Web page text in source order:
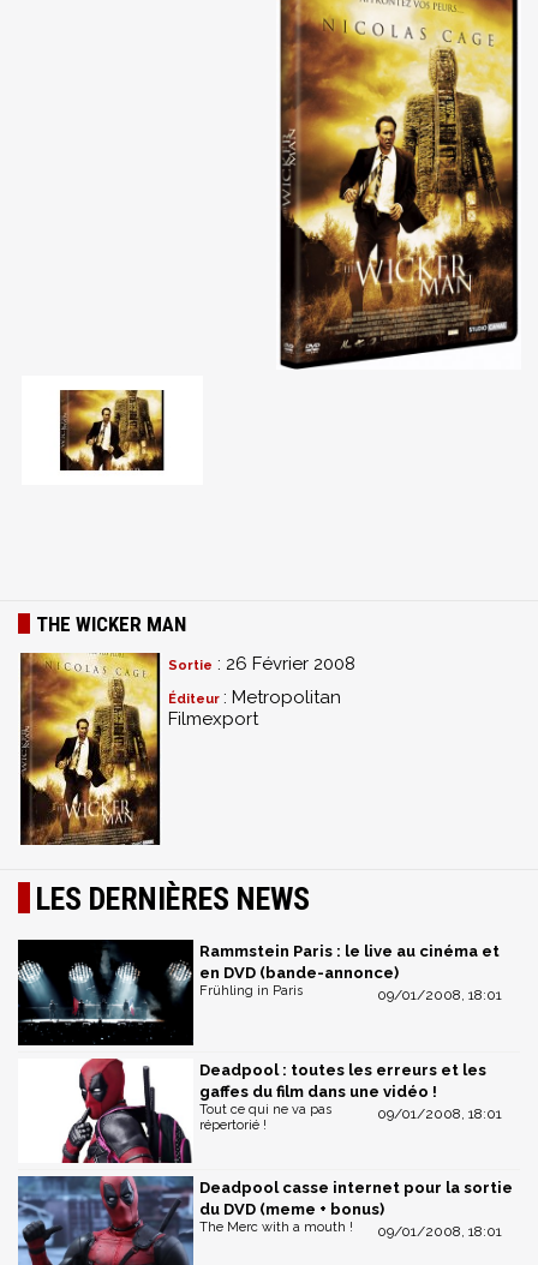
THE WICKER MAN
Sortie : 26 Février 2008
Éditeur : Metropolitan
Filmexport
LES DERNIÈRES NEWS
Rammstein Paris : le live au cinéma et
en DVD (bande-annonce)
09/01/2008, 18:01
Frühling in Paris
Deadpool : toutes les erreurs et les
gaffes du film dans une vidéo !
09/01/2008, 18:01
Tout ce qui ne va pas
répertorié !
Deadpool casse internet pour la sortie
du DVD (meme + bonus)
09/01/2008, 18:01
The Merc with a mouth !